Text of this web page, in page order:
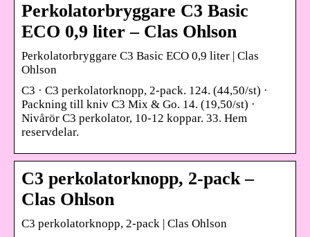
Perkolatorbryggare C3 Basic
ECO 0,9 liter – Clas Ohlson
Perkolatorbryggare C3 Basic ECO 0,9 liter | Clas
Ohlson
C3 · C3 perkolatorknopp, 2-pack. 124. (44,50/st) ·
Packning till kniv C3 Mix & Go. 14. (19,50/st) ·
Nivårör C3 perkolator, 10-12 koppar. 33. Hem
reservdelar.
C3 perkolatorknopp, 2-pack –
Clas Ohlson
C3 perkolatorknopp, 2-pack | Clas Ohlson